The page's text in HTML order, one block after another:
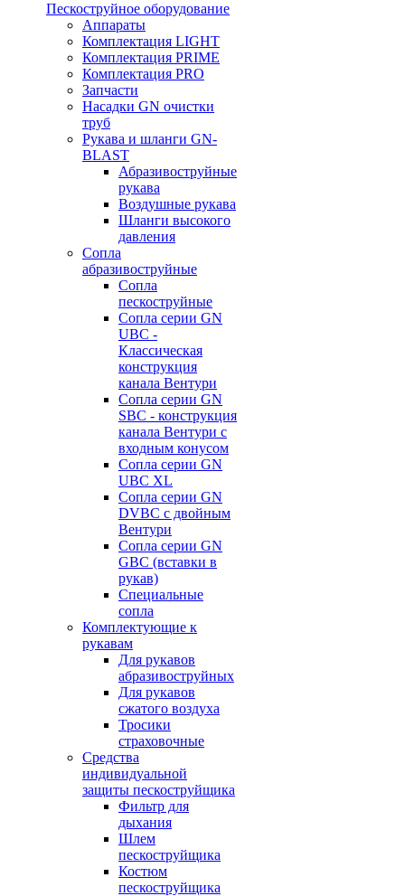
Пескоструйное оборудование
Аппараты
Комплектация LIGHT
Комплектация PRIME
Комплектация PRO
Запчасти
Насадки GN очистки
труб
Рукава и шланги GN-
BLAST
Абразивоструйные
рукава
Воздушные рукава
Шланги высокого
давления
Сопла
абразивоструйные
Сопла
пескоструйные
Сопла серии GN
UBC -
Классическая
конструкция
канала Вентури
Сопла серии GN
SBC - конструкция
канала Вентури c
входным конусом
Сопла серии GN
UBC XL
Сопла серии GN
DVBC с двойным
Вентури
Сопла серии GN
GBC (вставки в
рукав)
Специальные
сопла
Комплектующие к
рукавам
Для рукавов
абразивоструйных
Для рукавов
сжатого воздуха
Тросики
страховочные
Средства
индивидуальной
защиты пескоструйщика
Фильтр для
дыхания
Шлем
пескоструйщика
Костюм
пескоструйщика